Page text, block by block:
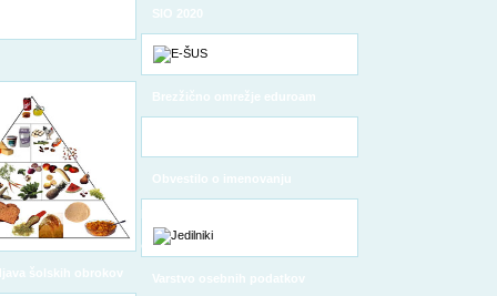
šolskih obrokov
SIO 2020
Brezžično omrežje eduroam
Obvestilo o imenovanju
osebnih podatkov
Varstvo osebnih podatkov